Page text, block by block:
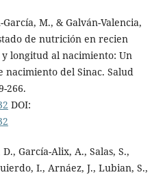
M., & Galván-Valencia,
de nutrición en recien
longitud al nacimiento: Un
nacimiento del Sinac. Salud
266.
DOI:
García-Alix, A., Salas, S.,
I., Arnáez, J., Lubian, S.,